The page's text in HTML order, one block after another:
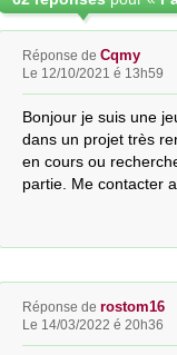
Réponse de Cqmy
Le 12/10/2021 é 13h59
Bonjour je suis une
dans un projet très
en cours ou
partie. Me contacter
Réponse de rostom16
Le 14/03/2022 é 20h36